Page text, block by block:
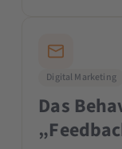
Digital Marketing
Das